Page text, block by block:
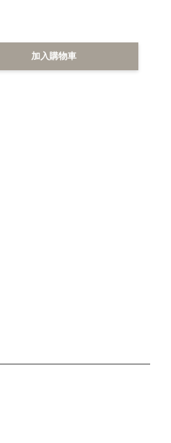
加入購物車